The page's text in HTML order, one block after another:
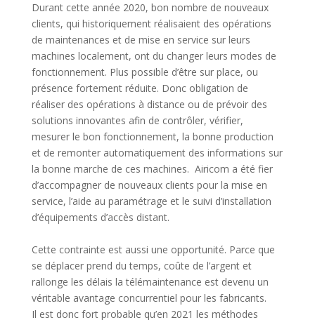
Durant cette année 2020, bon nombre de nouveaux
clients, qui historiquement réalisaient des opérations
de maintenances et de mise en service sur leurs
machines localement, ont du changer leurs modes de
fonctionnement. Plus possible d’être sur place, ou
présence fortement réduite. Donc obligation de
réaliser des opérations à distance ou de prévoir des
solutions innovantes afin de contrôler, vérifier,
mesurer le bon fonctionnement, la bonne production
et de remonter automatiquement des informations sur
la bonne marche de ces machines. Airicom a été fier
d’accompagner de nouveaux clients pour la mise en
service, l’aide au paramétrage et le suivi d’installation
d’équipements d’accès distant.
Cette contrainte est aussi une opportunité. Parce que
se déplacer prend du temps, coûte de l’argent et
rallonge les délais la télémaintenance est devenu un
véritable avantage concurrentiel pour les fabricants.
Il est donc fort probable qu’en 2021 les méthodes